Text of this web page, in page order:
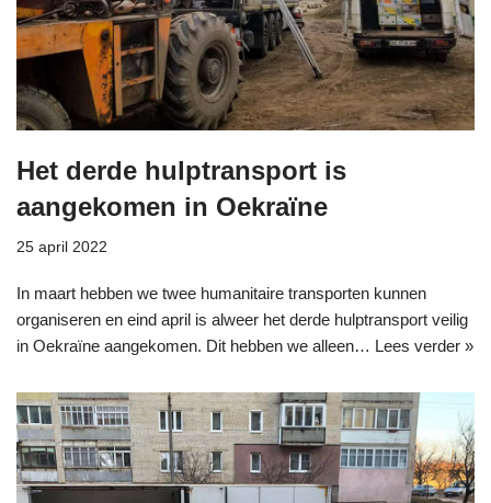
Het derde hulptransport is
aangekomen in Oekraïne
25 april 2022
In maart hebben we twee humanitaire transporten kunnen
organiseren en eind april is alweer het derde hulptransport veilig
in Oekraïne aangekomen. Dit hebben we alleen… Lees verder »